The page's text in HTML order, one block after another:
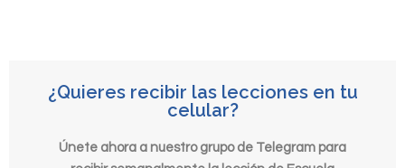
¿Quieres recibir las lecciones en tu
celular?
Únete ahora a nuestro grupo de Telegram para